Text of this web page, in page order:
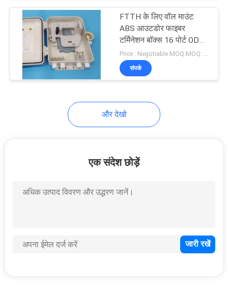
फाइबर ऑप्टिक अटेन्यूएटर
फाइबर ऑप्टिक फास्ट
FTTH के लिए वॉल माउंट
ABS आउटडोर फाइबर
टर्मिनेशन बॉक्स 16 पोर्ट ODB
ODP
Price : Negotiable MOQ:MOQ: 100 पीसी
संपर्क
और देखो
एक संदेश छोड़ें